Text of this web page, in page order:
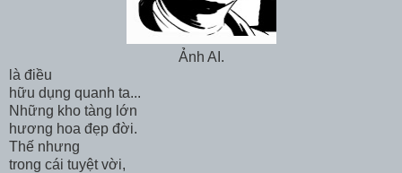
Ảnh AI.
là điều
hữu dụng quanh ta...
Những kho tàng lớn
hương hoa đẹp đời.
Thế nhưng
trong cái tuyệt vời,